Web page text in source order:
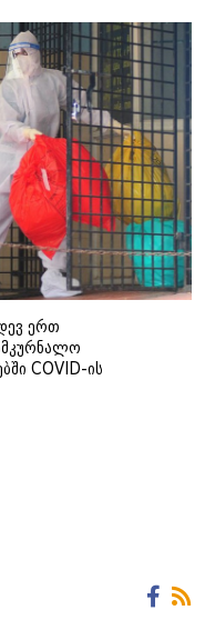
ერთ
COVID-ის